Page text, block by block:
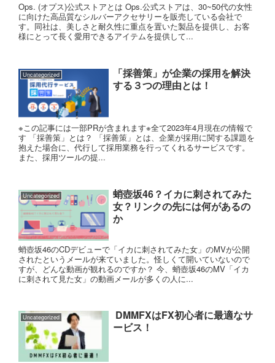
Ops. (オプス)公式ストアとは Ops.公式ストアは、30~50代の女性
に向けた高品質なシルバーアクセサリーを販売している会社で
す。同社は、美しさと耐久性に重点を置いた製品を提供し、お客
様にとって長く愛用できるアイテムを提供して...
Uncategorized
「採善策」が企業の採用を解決
する３つの理由とは！
※この記事には一部PRが含まれます※全て2023年4月現在の情報で
す 「採善策」とは？ 「採善策」とは、企業が採用に関する課題を
抱えた場合に、代行して採用業務を行ってくれるサービスです。
また、採用ツールの提...
Uncategorized
蛸壺坂46？イカに刺されてみた
女？リンクの先には何があるの
か
蛸壺坂46のCDデビューで「イカに刺されてみた女」のMVが公開
されたというメールが来ていました。怪しくて開いていないので
すが、どんな動画が観れるのですか？ 今、蛸壺坂46のMV「イカ
に刺されて見た女」の動画メールが多くの人に...
Uncategorized
DMMFXはFX初心者に最適なサ
ービス！